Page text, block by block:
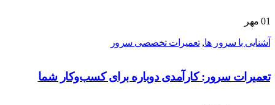
01 مهر
آشنایی با سرور ها,تعمیرات تخصصی سرور
تعمیرات سرور: کارآمدی دوباره برای کسب‌وکار شما